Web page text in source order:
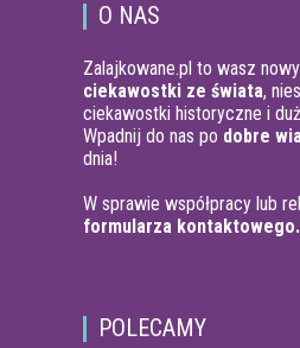
O NAS
Zalajkowane.pl to wasz
ciekawostki ze świata,
ciekawostki historyczne i
Wpadnij do nas po dobre
dnia!
W sprawie współpracy lub
formularza kontaktowego.
POLECAMY